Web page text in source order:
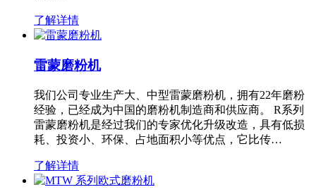
了解详情
雷蒙磨粉机
我们公司专业生产大、中型雷蒙磨粉机，拥有22年磨粉
经验，已经成为中国的磨粉机制造商和供应商。 R系列
雷蒙磨粉机是经过我们的专家优化升级改造，具有低损
耗、投资小、环保、占地面积小等优点，它比传…
了解详情